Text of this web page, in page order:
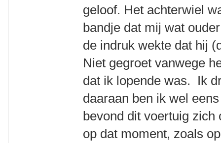
geloof. Het achterwiel
bandje dat mij wat
de indruk wekte dat hij
Niet gegroet vanwege
dat ik lopende was. Ik
daaraan ben ik wel
bevond dit voertuig zich
op dat moment, zoals